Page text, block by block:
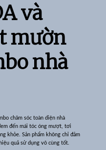
và
mườn
nhà
chăm sóc toàn diện nhà
đến mái tóc óng mượt, tơi
khỏe. Sản phẩm không chỉ đảm
quả sử dụng vô cùng tốt.